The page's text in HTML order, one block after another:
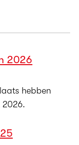
2026
hebben
2026.